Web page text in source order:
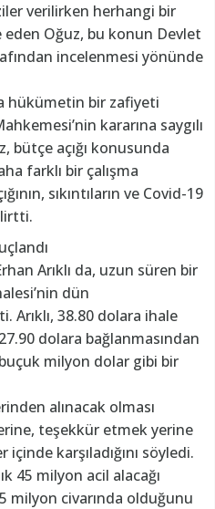
verilirken herhangi bir
eden Oğuz, bu konun Devlet
incelenmesi yönünde
hükümetin bir zafiyeti
kararına saygılı
bütçe açığı konusunda
farklı bir çalışma
sıkıntıların ve Covid-19
Arıklı da, uzun süren bir
dün
Arıklı, 38.80 dolara ihale
dolara bağlanmasından
milyon dolar gibi bir
alınacak olması
teşekkür etmek yerine
içinde karşıladığını söyledi.
45 milyon acil alacağı
milyon civarında olduğunu